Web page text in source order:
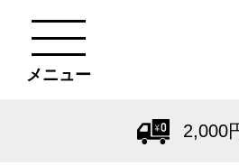
メニュー
2,000